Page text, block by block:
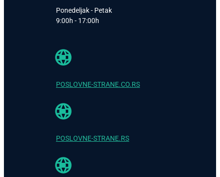
Ponedeljak - Petak
9:00h - 17:00h
POSLOVNE-STRANE.CO.RS
POSLOVNE-STRANE.RS